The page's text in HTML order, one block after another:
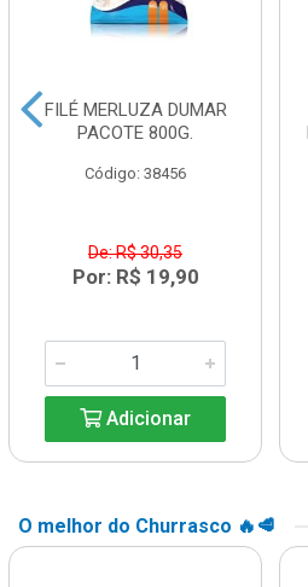
FILÉ MERLUZA DUMAR
PACOTE 800G.
Código: 38456
De: R$ 30,35
Por: R$ 19,90
Adicionar
O melhor do Churrasco 🔥🥩